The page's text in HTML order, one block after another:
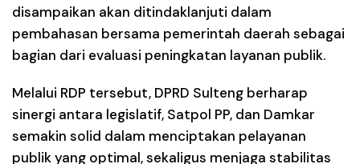
disampaikan akan ditindaklanjuti dalam
pembahasan bersama pemerintah daerah sebagai
bagian dari evaluasi peningkatan layanan publik.
Melalui RDP tersebut, DPRD Sulteng berharap
sinergi antara legislatif, Satpol PP, dan Damkar
semakin solid dalam menciptakan pelayanan
publik yang optimal, sekaligus menjaga stabilitas